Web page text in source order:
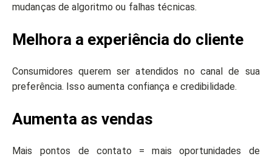
mudanças de algoritmo ou falhas técnicas.
Melhora a experiência do cliente
Consumidores querem ser atendidos no canal de sua
preferência. Isso aumenta confiança e credibilidade.
Aumenta as vendas
Mais pontos de contato = mais oportunidades de